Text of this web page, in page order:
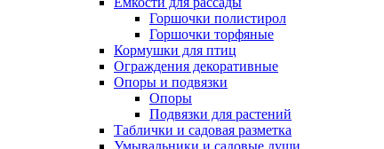
Горшочки полистирол
Горшочки торфяные
Кормушки для птиц
Ограждения декоративные
Опоры и подвязки
Опоры
Подвязки для растений
Таблички и садовая разметка
Умывальники и садовые души